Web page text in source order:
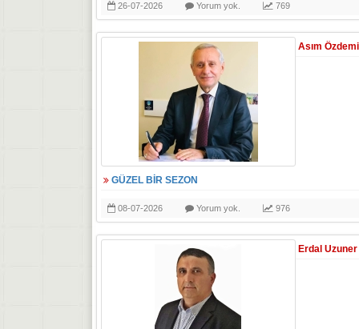
26-07-2026 Yorum yok. 769
Asım
GÜZEL BİR SEZON
08-07-2026 Yorum yok. 976
Erdal Uzuner